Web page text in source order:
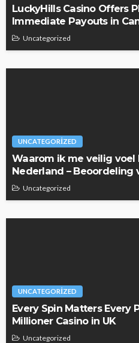
LuckyHills Casino Offers
Immediate Payouts in
Uncategorized
UNCATEGORIZED
Waarom ik me veilig voel
Nederland – Beoordeling
Uncategorized
UNCATEGORIZED
Every Spin Matters Every
Millioner Casino in UK
Uncategorized